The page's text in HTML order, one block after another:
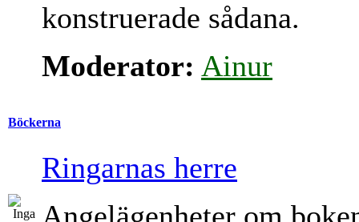
konstruerade sådana.
Moderator: Ainur
Böckerna
Ringarnas herre